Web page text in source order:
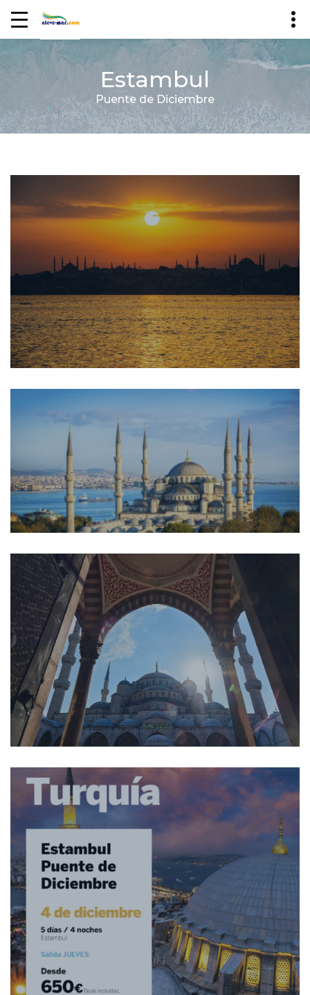
Estambul
Puente de Diciembre